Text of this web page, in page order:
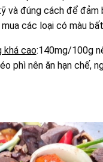
và đúng cách để
các loại có màu
khá cao:140mg/100g
phì nên ăn hạn chế,